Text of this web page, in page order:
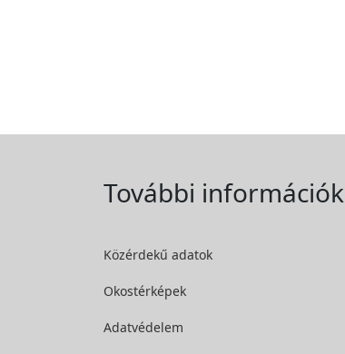
További információk
Közérdekű adatok
Okostérképek
Adatvédelem